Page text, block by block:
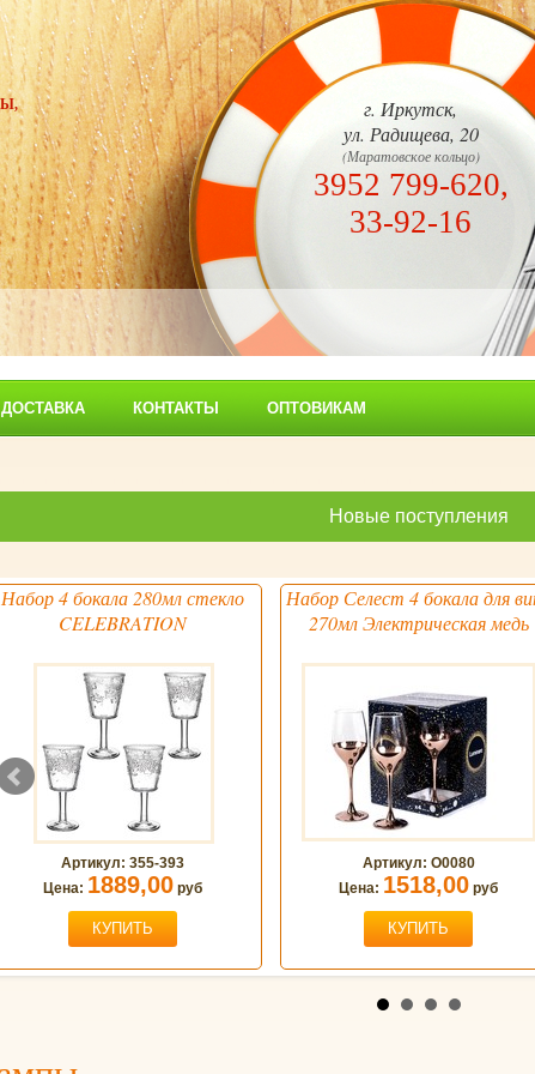
г. Иркутск,
ул. Радищева, 20
(Маратовское кольцо)
3952 799-620,
33-92-16
КОНТАКТЫ ОПТОВИКАМ
Новые поступления
Набор 4 бокала 280мл стекло
CELEBRATION
Артикул: 355-393
Цена: 1889,00 руб
КУПИТЬ
Набор Селест 4 бокала для
270мл Электрическая медь
Артикул: О0080
Цена: 1518,00 руб
КУПИТЬ